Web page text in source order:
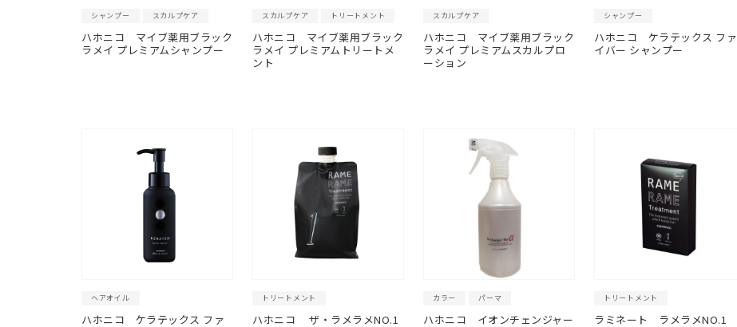
シャンプー スカルプケア
ハホニコ マイブ薬用ブラック
ラメイ プレミアムシャンプー
スカルプケア トリートメント
ハホニコ マイブ薬用ブラック
ラメイ プレミアムトリートメ
ント
スカルプケア
ハホニコ マイブ薬用ブラック
ラメイ プレミアムスカルプロ
ーション
シャンプー
ハホニコ ケラテックス ファ
イバー シャンプー
ヘアオイル
ハホニコ ケラテックス ファ
トリートメント
ハホニコ ザ・ラメラメNO.1
カラー パーマ
ハホニコ イオンチェンジャー
トリートメント
ラミネート ラメラメNO.1